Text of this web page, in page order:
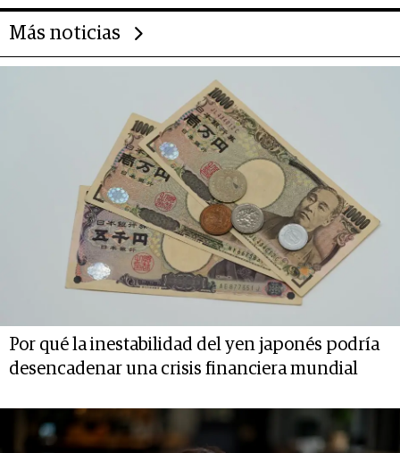
Más noticias
Por qué la inestabilidad del yen japonés podría
desencadenar una crisis financiera mundial